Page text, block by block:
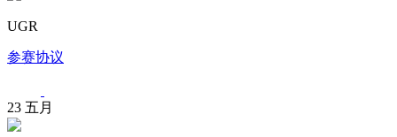
UGR
参赛协议
23 五月